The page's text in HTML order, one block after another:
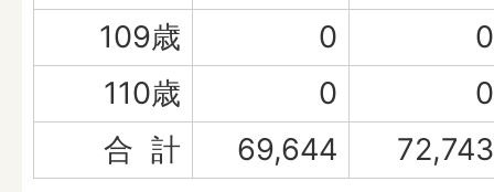
109歳
0
0
110歳
0
0
合 計
69,644 72,743